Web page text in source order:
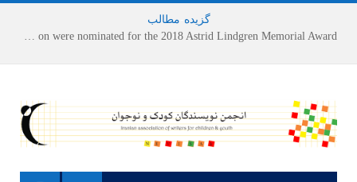
گزیده مطالب